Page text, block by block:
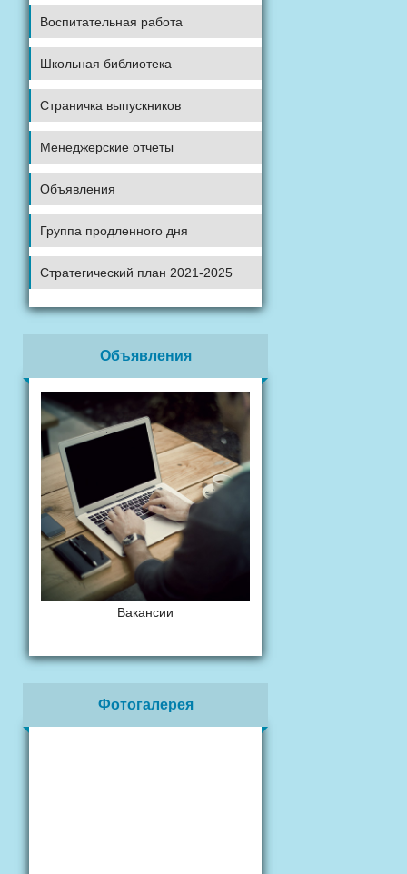
Воспитательная работа
Школьная библиотека
Страничка выпускников
Менеджерские отчеты
Объявления
Группа продленного дня
Стратегический план 2021-2025
Объявления
Вакансии
Фотогалерея